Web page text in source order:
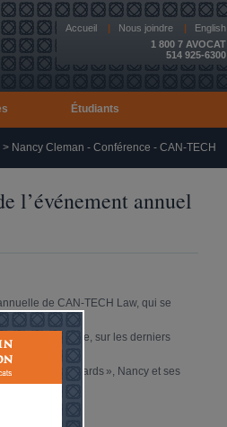
Accueil | Nous joindre |
English
1 800 7 AVOCAT
514 925-6300
Étudiants
> Nancy Cleman - Conférence - CAN-TECH
l’événement annuel
de CAN-TECH Law, qui se
file de l’industrie, sur les derniers
Risks and Rewards », Nancy et ses